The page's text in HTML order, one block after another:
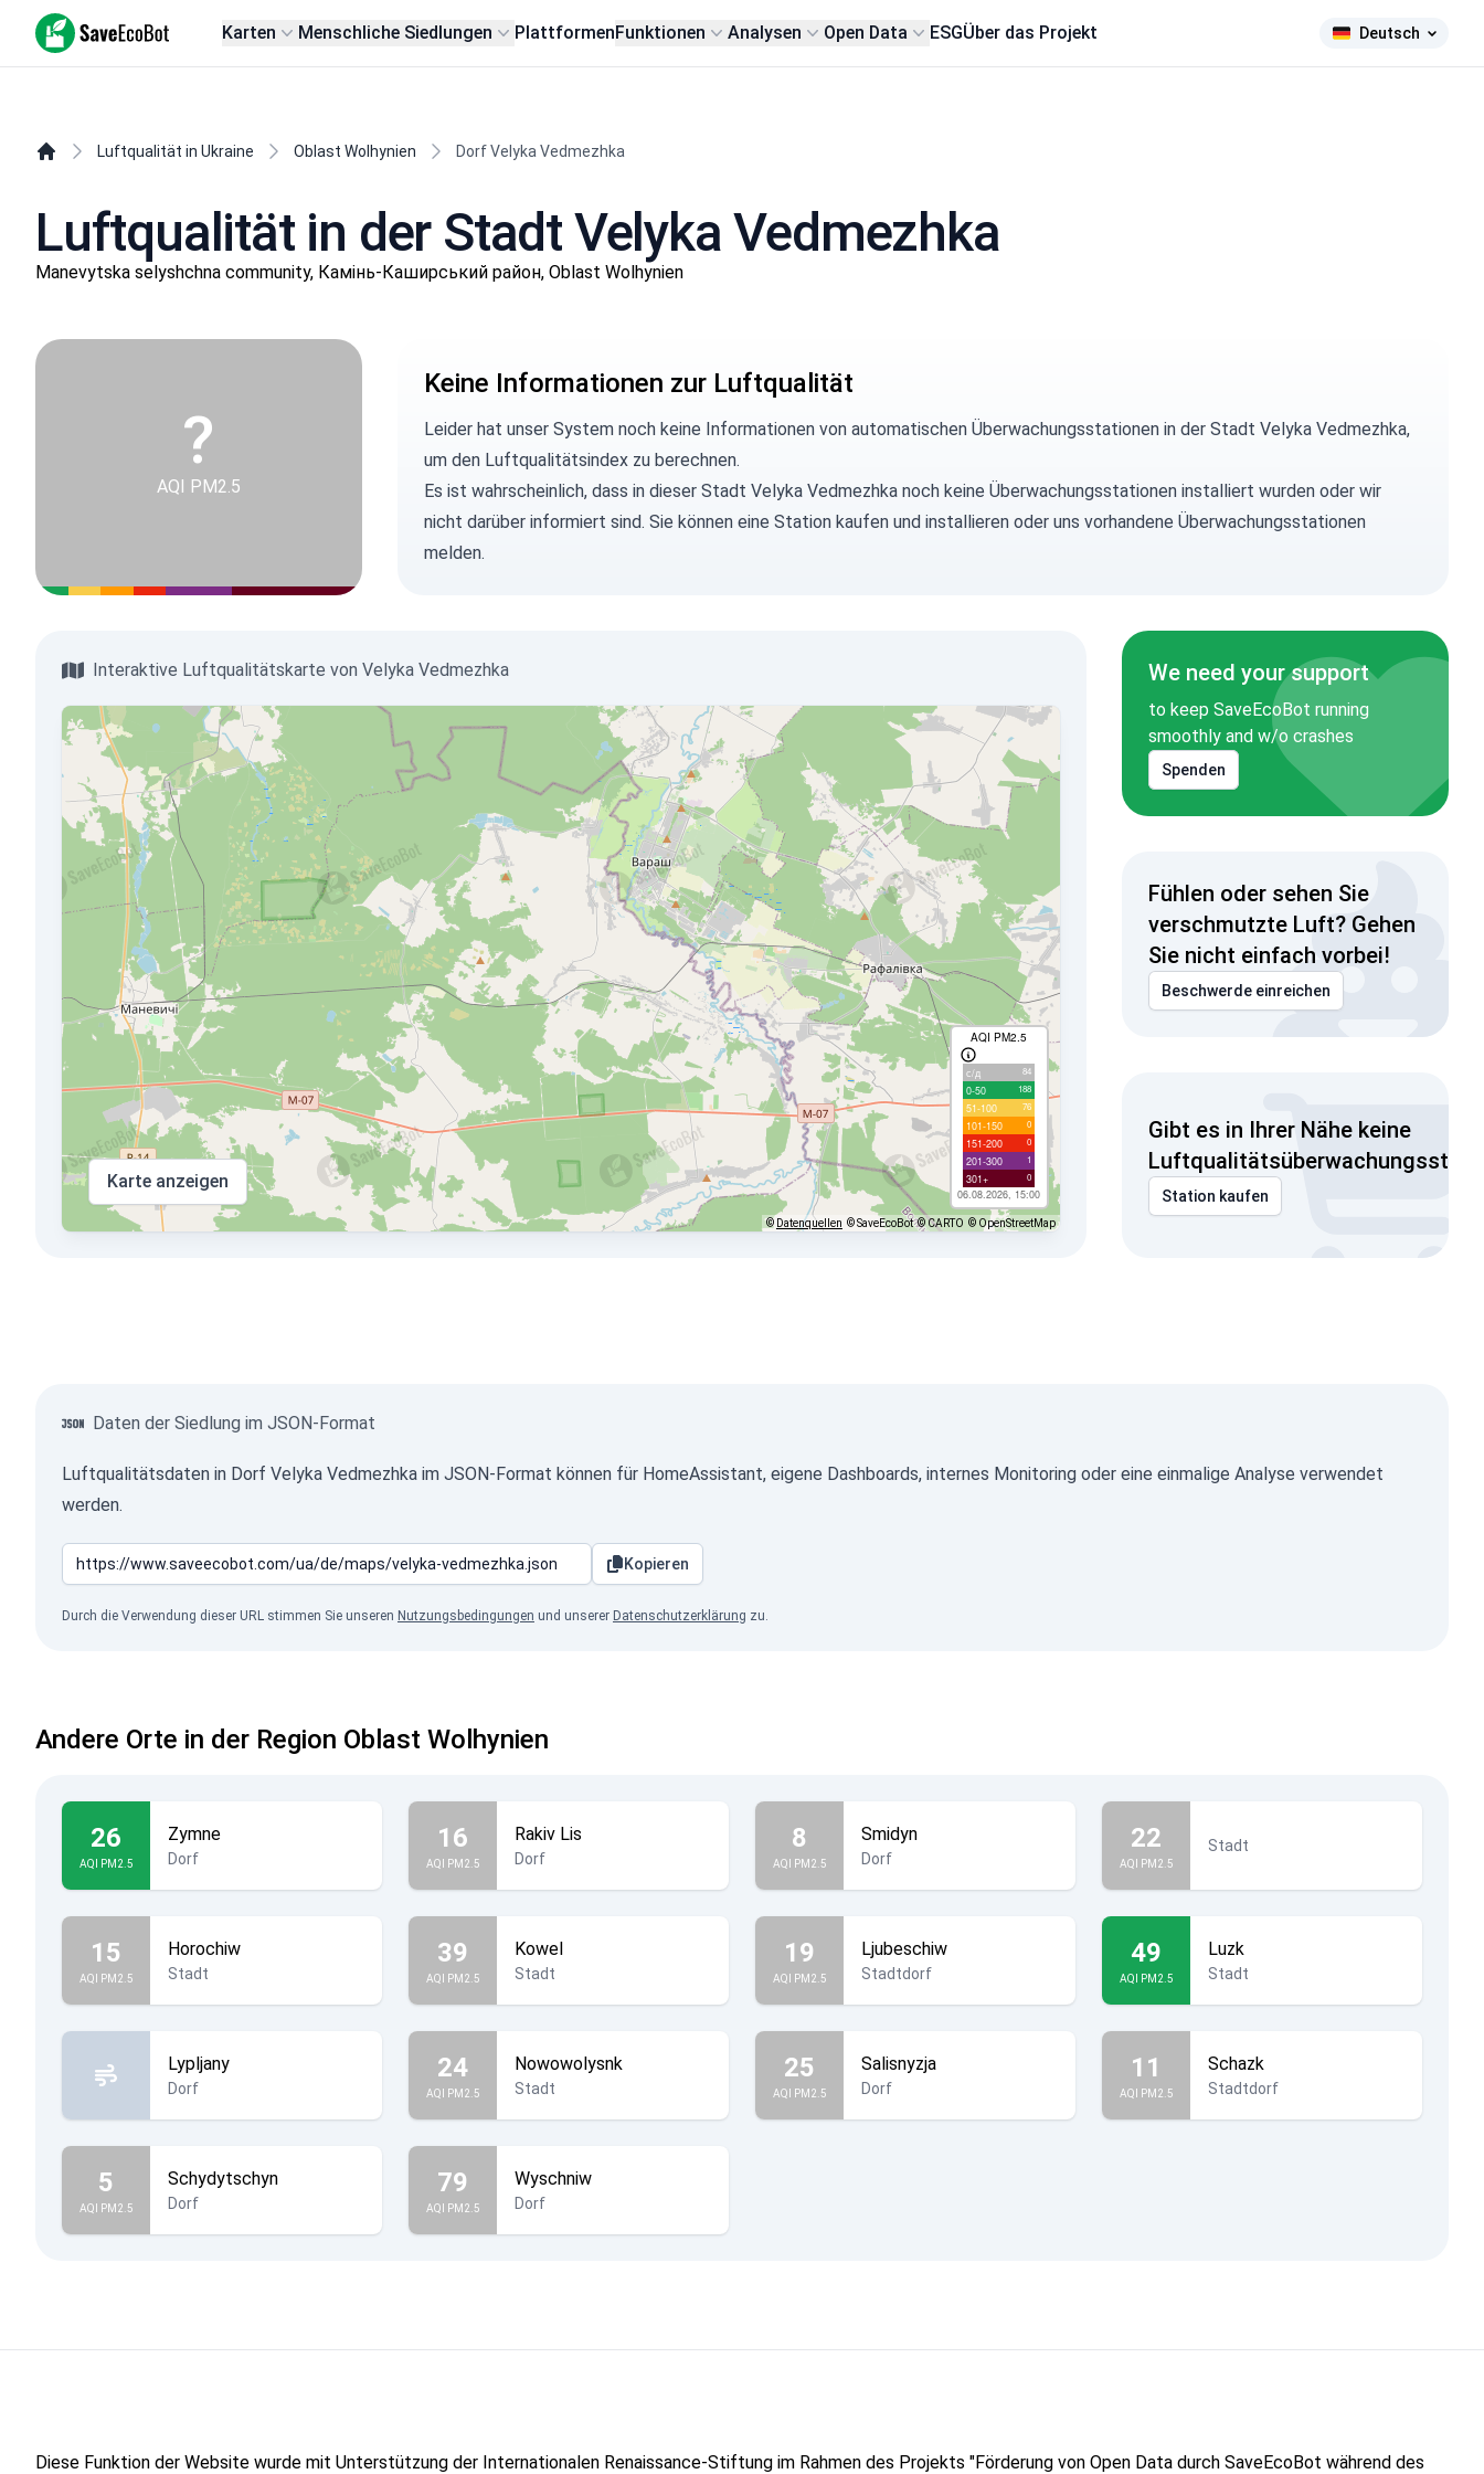
SaveEcoBot Karten Menschliche Siedlungen PlattformenFunktionen Analysen Open Data ESGÜber das Projekt Deutsch
Luftqualität in Ukraine Oblast Wolhynien Dorf Velyka Vedmezhka
Luftqualität in der Stadt Velyka Vedmezhka
Manevytska selyshchna community, Камінь-Каширський район, Oblast Wolhynien
?
AQI PM2.5
Keine Informationen zur Luftqualität
Leider hat unser System noch keine Informationen von automatischen Überwachungsstationen in der Stadt Velyka Vedmezhka,
um den Luftqualitätsindex zu berechnen.
Es ist wahrscheinlich, dass in dieser Stadt Velyka Vedmezhka noch keine Überwachungsstationen installiert wurden oder wir
nicht darüber informiert sind. Sie können eine Station kaufen und installieren oder uns vorhandene Überwachungsstationen
melden.
Interaktive Luftqualitätskarte von Velyka Vedmezhka
AQI PM2.5
с/д 84
0-50 188
51-100 76
101-150 0
151-200 0
201-300 1
301+ 0
06.08.2026, 15:00
Karte anzeigen
© Datenquellen © SaveEcoBot © CARTO © OpenStreetMap
We need your support
to keep SaveEcoBot running
smoothly and w/o crashes
Spenden
Fühlen oder sehen Sie
verschmutzte Luft? Gehen
Sie nicht einfach vorbei!
Beschwerde einreichen
Gibt es in Ihrer Nähe keine
Station kaufen
Daten der Siedlung im JSON-Format
Luftqualitätsdaten in Dorf Velyka Vedmezhka im JSON-Format können für HomeAssistant, eigene Dashboards, internes Monitoring oder eine einmalige Analyse verwendet
werden.
Kopieren
Durch die Verwendung dieser URL stimmen Sie unseren Nutzungsbedingungen und unserer Datenschutzerklärung zu.
Andere Orte in der Region Oblast Wolhynien
26
AQI PM2.5
Zymne
Dorf
16
AQI PM2.5
Rakiv Lis
Dorf
8
AQI PM2.5
Smidyn
Dorf
22
AQI PM2.5
Stadt
15
AQI PM2.5
Horochiw
Stadt
39
AQI PM2.5
Kowel
Stadt
19
AQI PM2.5
Ljubeschiw
Stadtdorf
49
AQI PM2.5
Luzk
Stadt
Lypljany
Dorf
24
AQI PM2.5
Nowowolysnk
Stadt
25
AQI PM2.5
Salisnyzja
Dorf
11
AQI PM2.5
Schazk
Stadtdorf
5
AQI PM2.5
Schydytschyn
Dorf
79
AQI PM2.5
Wyschniw
Dorf
Diese Funktion der Website wurde mit Unterstützung der Internationalen Renaissance-Stiftung im Rahmen des Projekts "Förderung von Open Data durch SaveEcoBot während des